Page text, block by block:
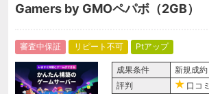
Gamers by GMOペパボ（2GB）
審査中保証 リピート不可 Ptアップ
成果条件
新規成約
評判
口コミ